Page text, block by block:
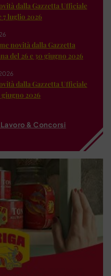
dalla Gazzetta Ufficiale
7 luglio 2026
novità dalla Gazzetta
del 26 e 30 giugno 2026
dalla Gazzetta Ufficiale
2026
& Concorsi